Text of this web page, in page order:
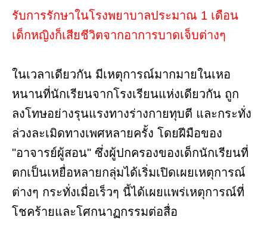
รับการรักษาในโรงพยาบาลประมาณ 1 เดือน
เด็กหญิงก็เสียชีวิตจากอาการบาดเจ็บต่างๆ
ในเวลาเดียวกัน มีเหตุการณ์มากมายในเหอ
หนานที่นักเรียนจากโรงเรียนแห่งเดียวกัน ถูก
ลงโทษอย่างรุนแรงทางร่างกายทุบตี และกระทั่ง
ล่วงละเมิดทางเพศหลายครั้ง โดยฝีมือของ
"อาจารย์ผู้สอน" ซึ่งผู้ปกครองของเด็กนักเรียนที่
ตกเป็นเหยื่อหลายกลุ่มได้เริ่มเปิดเผยเหตุการณ์
ต่างๆ กระทั่งเมื่อเร็วๆ นี้ได้เผยแพร่เหตุการณ์ที่
โชคร้ายและโศกนาฏกรรมต่อสื่อ